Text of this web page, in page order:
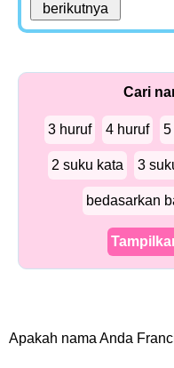
Cari
3 huruf 4 huruf 5
2 suku kata 3
bedasarkan
Apakah nama Anda